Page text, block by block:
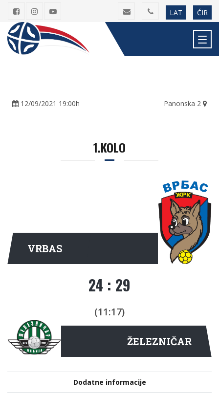
LAT ĆIR
12/09/2021 19:00h Panonska 2
1.KOLO
VRBAS
24 : 29
(11:17)
ŽELEZNIČAR
Dodatne informacije